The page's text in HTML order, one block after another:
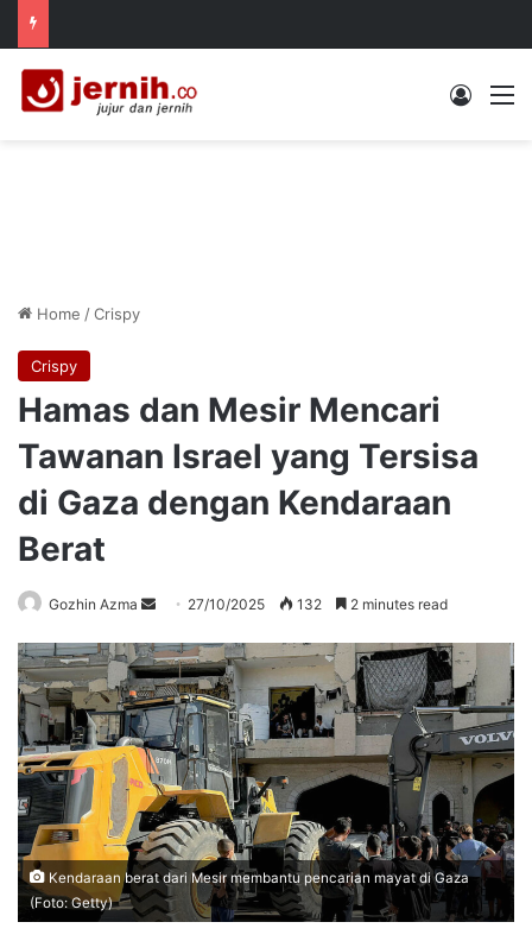
Log In
Home /Crispy
Crispy
Hamas dan Mesir Mencari
Tawanan Israel yang Tersisa
di Gaza dengan Kendaraan
Berat
Gozhin Azma
Send
email
27/10/2025 132 2 minutes read
Kendaraan berat dari Mesir membantu pencarian mayat di Gaza
(Foto: Getty)